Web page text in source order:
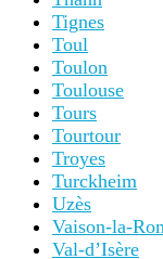
Tignes
Toul
Toulon
Toulouse
Tours
Tourtour
Troyes
Turckheim
Uzès
Vaison-la-
Val-d’Isère